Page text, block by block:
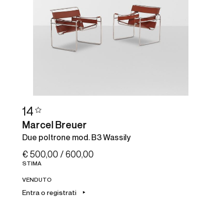
14
Marcel Breuer
Due poltrone mod. B3 Wassily
€ 500,00 / 600,00
STIMA
VENDUTO
Entra o registrati